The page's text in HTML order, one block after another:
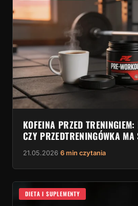
KOFEINA PRZED
CZY PRZEDTRENINGÓWKA MA
21.05.2026 6 min czytania
DIETA I SUPLEMENTY